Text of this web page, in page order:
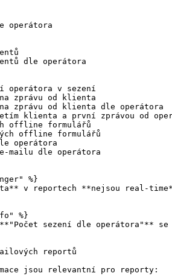
dle operátora
klientů
klientů dle operátora
operátora v sezení
na zprávu od klienta
na zprávu od klienta dle
klienta a první zprávou
offline formulářů
offline
dle operátora
e-mailu dle operátora
%}
v reportech **nejsou real-
%}
sezení dle operátora"**
reportů
jsou relevantní pro reporty: